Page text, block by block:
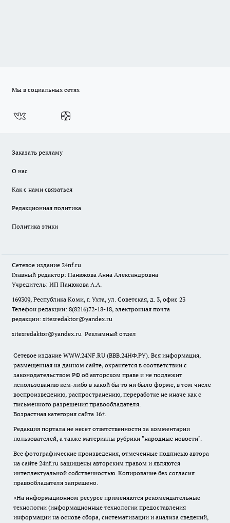
Мы в социальных сетях
Заказать рекламу
О нас
Как с нами связаться
Редакционная политика
Политика этики
Сетевое издание 24nf.ru
Главный редактор: Панюкова Анна Александровна
Учредитель: ИП Панюкова А.А.
169309, Республика Коми, г. Ухта, ул. Советская, д. 3, офис 23
Телефон редакции: 8(8216)72-18-18, электронная почта
редакции: sitesredaktor@yandex.ru
sitesredaktor@yandex.ru Рекламный отдел
Сетевое издание WWW.24NF.RU (ВВВ.24НФ.РУ). Вся информация,
размещенная на данном сайте, охраняется в соответствии с
законодательством РФ об авторском праве и не подлежит
использованию кем-либо в какой бы то ни было форме, в том числе
воспроизведению, распространению, переработке не иначе как с
письменного разрешения правообладателя.
Возрастная категория сайта 16+.
Редакция портала не несет ответственности за комментарии
пользователей, а также материалы рубрики "народные новости".
Все фотографические произведения, отмеченные подписью автора
на сайте 24nf.ru защищены авторским правом и являются
интеллектуальной собственностью. Копирование без согласия
правообладателя запрещено.
«На информационном ресурсе применяются рекомендательные
технологии (информационные технологии предоставления
информации на основе сбора, систематизации и анализа сведений,